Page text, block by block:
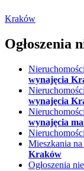
Kraków
Ogłoszenia
wynajęcia
wynajęcia
wynajęcia
Mieszkania na
Kraków
Ogłoszenia